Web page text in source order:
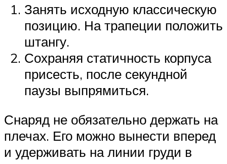
Занять исходную классическую
позицию. На трапеции положить
штангу.
Сохраняя статичность корпуса
присесть, после секундной
паузы выпрямиться.
Снаряд не обязательно держать на
плечах. Его можно вынести вперед
и удерживать на линии груди в